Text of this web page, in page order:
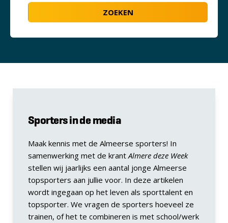
Sporters in de media
Maak kennis met de Almeerse sporters! In
samenwerking met de krantAlmere deze Week
stellen wij jaarlijks een aantal jonge Almeerse
topsporters aan jullie voor. In deze artikelen
wordt ingegaan op het leven als sporttalent en
topsporter. We vragen de sporters hoeveel ze
trainen, of het te combineren is met school/werk